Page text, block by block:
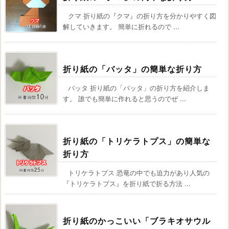
クマ 折り紙の『クマ』の折り方を分かりやすく図
解していきます。 簡単に折れるので ...
折り紙の「バッタ」の簡単な折り方
バッタ 折り紙の「バッタ」の折り方を紹介しま
す。 誰でも簡単に作れると思うのでぜ ...
折り紙の「トリケラトプス」の簡単な
折り方
トリケラトプス 恐竜の中でも迫力があり人気の
『トリケラトプス』を折り紙で折る方法 ...
折り紙のかっこいい「ブラキオサウル